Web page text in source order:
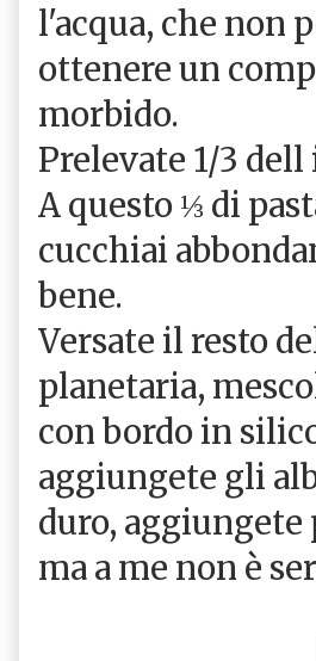
l'acqua, che non
ottenere un
morbido.
Prelevate 1/3
A questo ⅓ di
cucchiai
bene.
Versate il resto
planetaria,
con bordo in
aggiungete gli
duro,
ma a me non è